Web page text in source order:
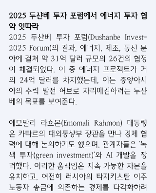
2025 두샨베 투자 포럼에서 에너지 투자 협
약 잇따라
2025 두샨베 투자 포럼(Dushanbe Invest-
2025 Forum)의 결과, 에너지, 제조, 통신 분
야에 걸쳐 약 31억 달러 규모의 26건의 협정
이 체결되었다. 이 중 에너지 프로젝트가 거
의 24억 달러를 차지했는데, 이는 중앙아시
아의 수력 발전 허브로 자리매김하려는 두샨
베의 목표를 보여준다.
에모말리 라흐몬(Emomali Rahmon) 대통령
은 카타르의 대외통상부 장관을 만나 경제 협
력에 대해 논의하기도 했으며, 관계자들은 ‘녹
색 투자(green investment)’와 AI 개발을 장
려했다. 이러한 움직임은 지속 가능한 자본을
유치하고, 여전히 러시아의 타지키스탄 이주
노동자 송금에 의존하는 경제를 다각화하려